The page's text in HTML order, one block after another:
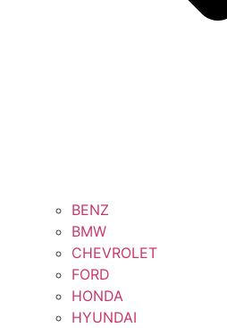
BENZ
BMW
CHEVROLET
FORD
HONDA
HYUNDAI